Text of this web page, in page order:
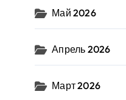
Май 2026
Апрель 2026
Март 2026